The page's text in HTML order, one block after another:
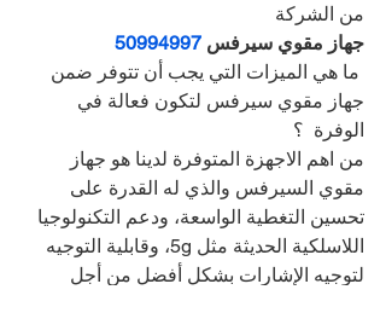
من الشركة
جهاز مقوي سيرفس 50994997
ما هي الميزات التي يجب أن تتوفر ضمن
جهاز مقوي سيرفس لتكون فعالة في
الوفرة  ؟
من اهم الاجهزة المتوفرة لدينا هو جهاز
مقوي السيرفس والذي له القدرة على
تحسين التغطية الواسعة، ودعم التكنولوجيا
اللاسلكية الحديثة مثل 5g، وقابلية التوجيه
لتوجيه الإشارات بشكل أفضل من أجل